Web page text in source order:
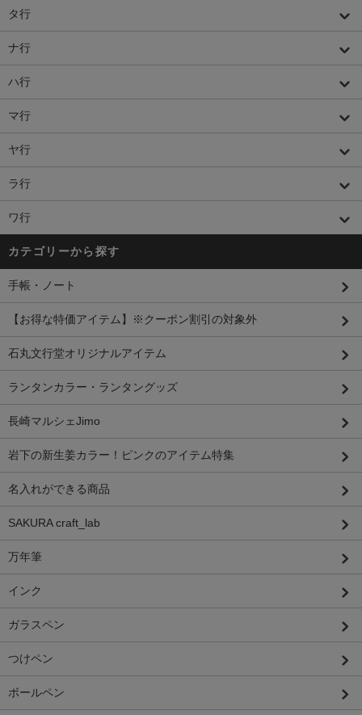
タ行
ナ行
ハ行
マ行
ヤ行
ラ行
ワ行
カテゴリーから探す
手帳・ノート
【お得な特価アイテム】※クーポン割引の対象外
石丸文行堂オリジナルアイテム
ランタンカラー・ランタングッズ
長崎マルシェJimo
岩下の新生姜カラー！ピンクのアイテム特集
名入れができる商品
SAKURA craft_lab
万年筆
インク
ガラスペン
つけペン
ボールペン